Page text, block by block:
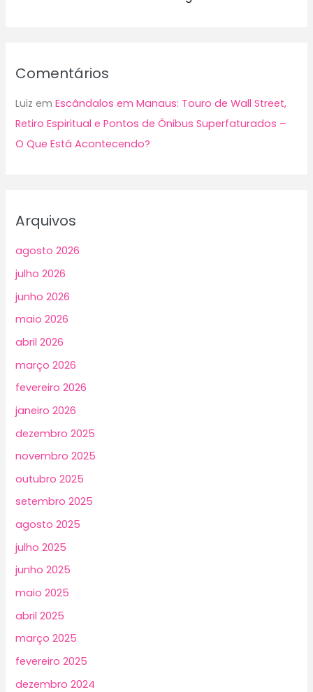
Comentários
Luiz emEscândalos em Manaus: Touro de Wall Street,
Retiro Espiritual e Pontos de Ônibus Superfaturados –
O Que Está Acontecendo?
Arquivos
agosto 2026
julho 2026
junho 2026
maio 2026
abril 2026
março 2026
fevereiro 2026
janeiro 2026
dezembro 2025
novembro 2025
outubro 2025
setembro 2025
agosto 2025
julho 2025
junho 2025
maio 2025
abril 2025
março 2025
fevereiro 2025
dezembro 2024